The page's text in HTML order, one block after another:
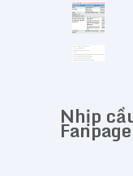
Nhịp
Fanpage